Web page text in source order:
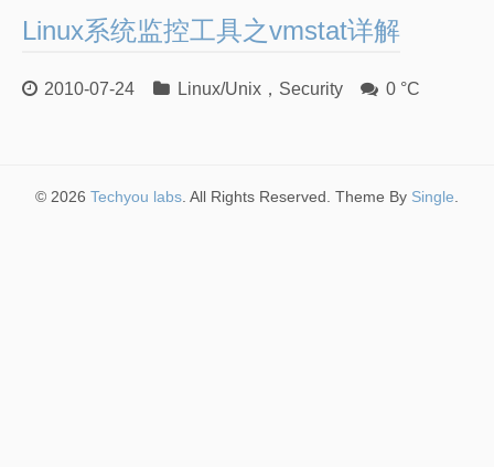
Linux系统监控工具之vmstat详解
2010-07-24 Linux/Unix， Security 0 °C
© 2026 Techyou labs . All Rights Reserved. Theme By Single